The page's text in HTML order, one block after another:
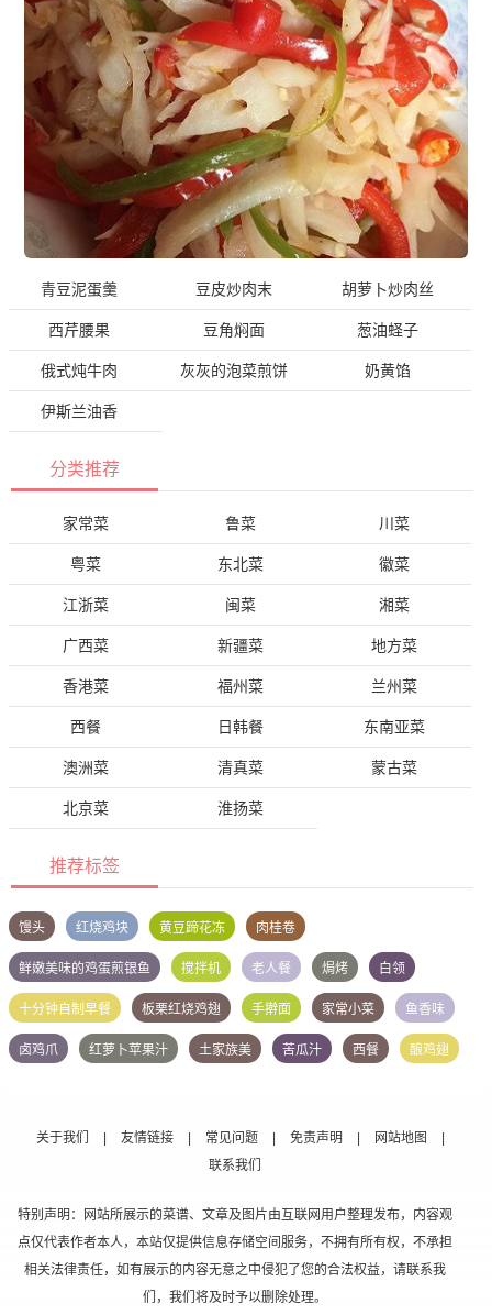
青豆泥蛋羹 豆皮炒肉末 胡萝卜炒肉丝
西芹腰果 豆角焖面 葱油蛏子
俄式炖牛肉 灰灰的泡菜煎饼 奶黄馅
伊斯兰油香
分类推荐
家常菜 鲁菜 川菜
粤菜 东北菜 徽菜
江浙菜 闽菜 湘菜
广西菜 新疆菜 地方菜
香港菜 福州菜 兰州菜
西餐 日韩餐 东南亚菜
澳洲菜 清真菜 蒙古菜
北京菜 淮扬菜
推荐标签
馒头 红烧鸡块 黄豆蹄花冻 肉桂卷
鲜嫩美味的鸡蛋煎银鱼 搅拌机 老人餐 焗烤 白领
十分钟自制早餐 板栗红烧鸡翅 手擀面 家常小菜 鱼香味
卤鸡爪 红萝卜苹果汁 土家族美 苦瓜汁 西餐 酿鸡翅
关于我们 友情链接 常见问题 免责声明 网站地图
联系我们
特别声明：网站所展示的菜谱、文章及图片由互联网用户整理发布，内容观
点仅代表作者本人，本站仅提供信息存储空间服务，不拥有所有权，不承担
相关法律责任，如有展示的内容无意之中侵犯了您的合法权益，请联系我
们，我们将及时予以删除处理。